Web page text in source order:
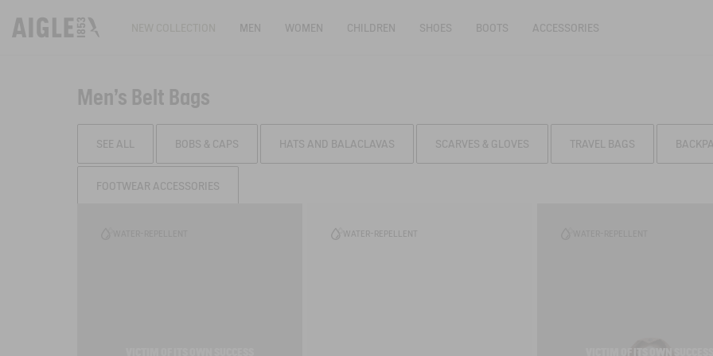
MEN WOMEN CHILDREN SHOES BOOTS ACCESSORIES
Men's Belt Bags
SEE ALL BOBS & CAPS HATS AND BALACLAVAS SCARVES & GLOVES TRAVEL BAGS
FOOTWEAR ACCESSORIES
WATER-REPELLENT
VICTIM OF ITS OWN SUCCESS